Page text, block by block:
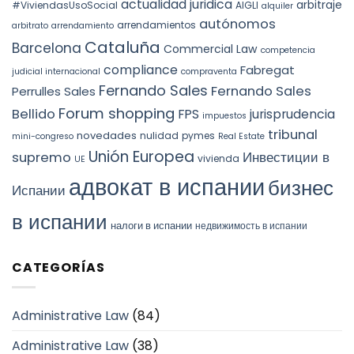
#ViviendasUsoSocial actualidad juridica AIGLI alquiler arbitraje
arbitrato arrendamiento arrendamientos autónomos
Barcelona Cataluña Commercial Law competencia
judicial internacional compliance compraventa Fabregat
Perrulles Sales Fernando Sales Fernando Sales
Bellido Forum shopping FPS impuestos jurisprudencia
mini-congreso novedades nulidad pymes Real Estate tribunal
supremo UE Unión Europea vivienda Инвестиции в
Испании адвокат в испаниибизнес
в испании налоги в испании недвижимость в испании
CATEGORÍAS
Administrative Law (84)
Administrative Law (38)